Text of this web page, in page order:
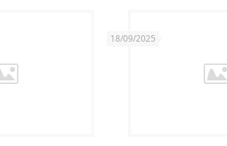
18/09/2025